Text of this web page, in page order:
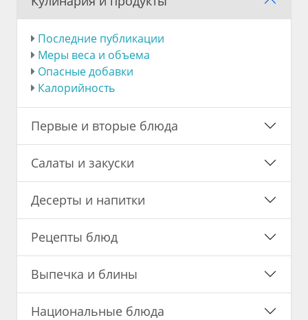
Последние публикации
Меры веса и объема
Опасные добавки
Калорийность
Первые и вторые блюда
Салаты и закуски
Десерты и напитки
Рецепты блюд
Выпечка и блины
Национальные блюда